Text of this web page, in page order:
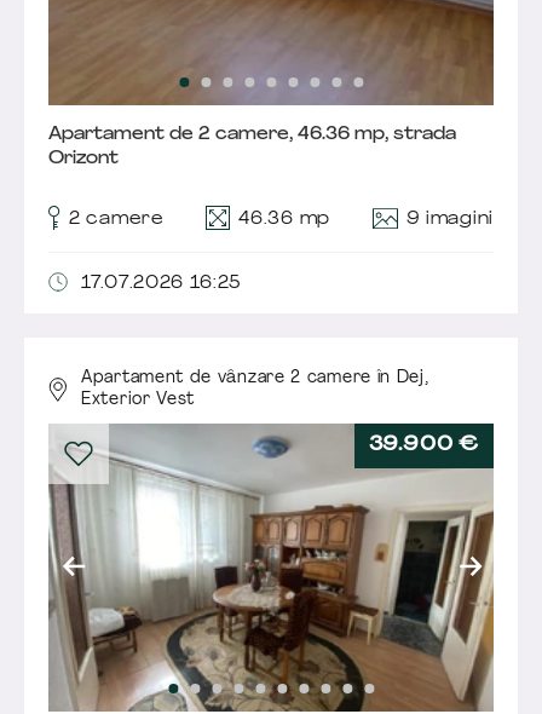
Apartament de 2 camere, 46.36 mp, strada
Orizont
2 camere 46.36 mp 9 imagini
17.07.2026 16:25
Apartament de vânzare 2 camere în Dej,
Exterior Vest
39.900 €